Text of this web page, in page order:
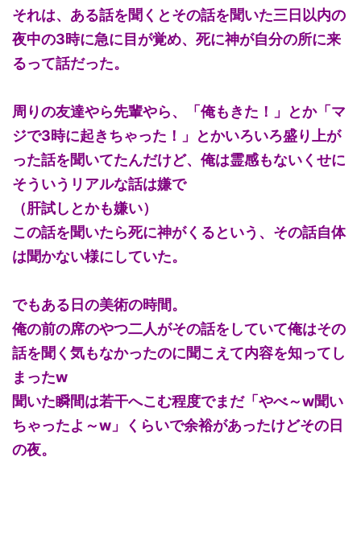
それは、ある話を聞くとその話を聞いた三日以内の
夜中の3時に急に目が覚め、死に神が自分の所に来
るって話だった。
周りの友達やら先輩やら、「俺もきた！」とか「マ
ジで3時に起きちゃった！」とかいろいろ盛り上が
った話を聞いてたんだけど、俺は霊感もないくせに
そういうリアルな話は嫌で
（肝試しとかも嫌い）
この話を聞いたら死に神がくるという、その話自体
は聞かない様にしていた。
でもある日の美術の時間。
俺の前の席のやつ二人がその話をしていて俺はその
話を聞く気もなかったのに聞こえて内容を知ってし
まったw
聞いた瞬間は若干へこむ程度でまだ「やべ～w聞い
ちゃったよ～w」くらいで余裕があったけどその日
の夜。